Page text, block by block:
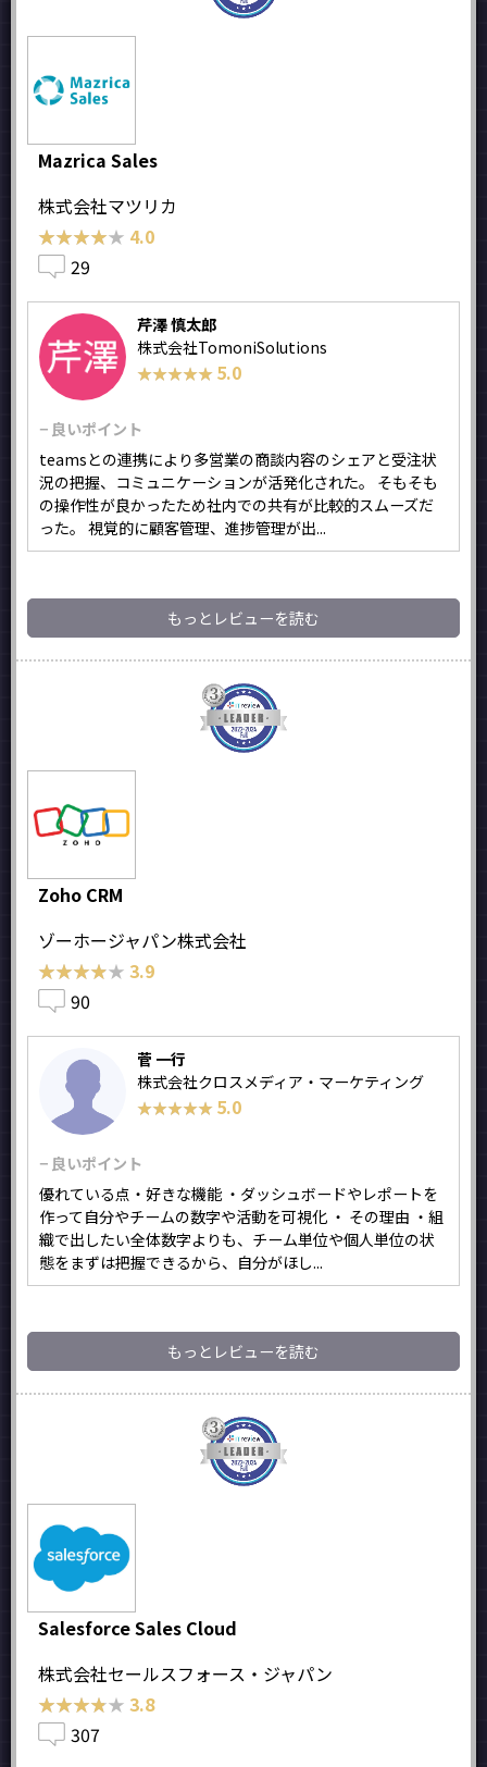
Mazrica Sales
株式会社マツリカ
★★★★★
★★★★★ 4.0
29
芹澤 慎太郎
株式会社TomoniSolutions
★★★★★
★★★★★ 5.0
− 良いポイント
teamsとの連携により多営業の商談内容のシェアと受注状
況の把握、コミュニケーションが活発化された。 そもそも
の操作性が良かったため社内での共有が比較的スムーズだ
った。 視覚的に顧客管理、進捗管理が出...
もっとレビューを読む
Zoho CRM
ゾーホージャパン株式会社
★★★★★
★★★★★ 3.9
90
菅 一行
株式会社クロスメディア・マーケティング
★★★★★
★★★★★ 5.0
− 良いポイント
優れている点・好きな機能 ・ダッシュボードやレポートを
作って自分やチームの数字や活動を可視化 ・ その理由 ・組
織で出したい全体数字よりも、チーム単位や個人単位の状
態をまずは把握できるから、自分がほし...
もっとレビューを読む
Salesforce Sales Cloud
株式会社セールスフォース・ジャパン
★★★★★
★★★★★ 3.8
307